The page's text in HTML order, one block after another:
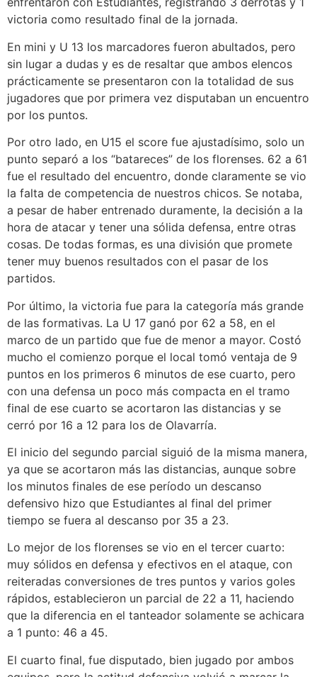
victoria como resultado final de la jornada.
En mini y U 13 los marcadores fueron abultados, pero
sin lugar a dudas y es de resaltar que ambos elencos
prácticamente se presentaron con la totalidad de sus
jugadores que por primera vez disputaban un encuentro
por los puntos.
Por otro lado, en U15 el score fue ajustadísimo, solo un
punto separó a los “batareces” de los florenses. 62 a 61
fue el resultado del encuentro, donde claramente se vio
la falta de competencia de nuestros chicos. Se notaba,
a pesar de haber entrenado duramente, la decisión a la
hora de atacar y tener una sólida defensa, entre otras
cosas. De todas formas, es una división que promete
tener muy buenos resultados con el pasar de los
partidos.
Por último, la victoria fue para la categoría más grande
de las formativas. La U 17 ganó por 62 a 58, en el
marco de un partido que fue de menor a mayor. Costó
mucho el comienzo porque el local tomó ventaja de 9
puntos en los primeros 6 minutos de ese cuarto, pero
con una defensa un poco más compacta en el tramo
final de ese cuarto se acortaron las distancias y se
cerró por 16 a 12 para los de Olavarría.
El inicio del segundo parcial siguió de la misma manera,
ya que se acortaron más las distancias, aunque sobre
los minutos finales de ese período un descanso
defensivo hizo que Estudiantes al final del primer
tiempo se fuera al descanso por 35 a 23.
Lo mejor de los florenses se vio en el tercer cuarto:
muy sólidos en defensa y efectivos en el ataque, con
reiteradas conversiones de tres puntos y varios goles
rápidos, establecieron un parcial de 22 a 11, haciendo
que la diferencia en el tanteador solamente se achicara
a 1 punto: 46 a 45.
El cuarto final, fue disputado, bien jugado por ambos